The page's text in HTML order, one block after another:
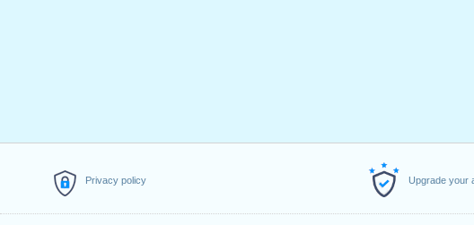
Privacy policy Upgrade your